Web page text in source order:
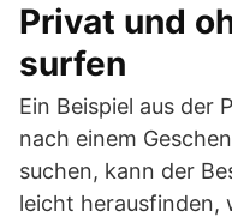
Privat und
surfen
Ein Beispiel aus der
nach einem
suchen, kann der
leicht herausfinden,